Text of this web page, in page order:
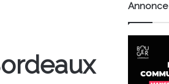
Annonce